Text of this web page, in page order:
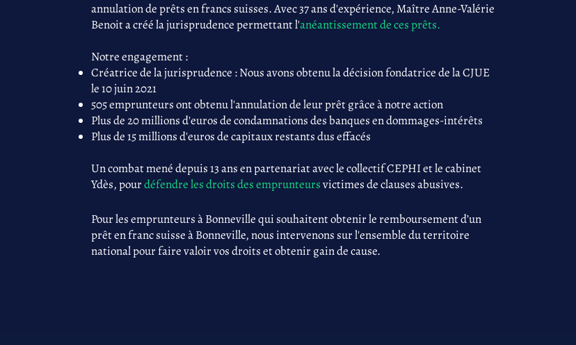
annulation de prêts en francs suisses. Avec 37 ans d'expérience, Maître Anne-Valérie
Benoit a créé la jurisprudence permettant l'anéantissement de ces prêts.
Notre engagement :
Créatrice de la jurisprudence : Nous avons obtenu la décision fondatrice de la CJUE
le 10 juin 2021
505 emprunteurs ont obtenu l'annulation de leur prêt grâce à notre action
Plus de 20 millions d'euros de condamnations des banques en dommages-intérêts
Plus de 15 millions d'euros de capitaux restants dus effacés
Un combat mené depuis 13 ans en partenariat avec le collectif CEPHI et le cabinet
Ydès, pourdéfendre les droits des emprunteursvictimes de clauses abusives.
Pour les emprunteurs à Bonneville qui souhaitent obtenir le remboursement d’un
prêt en franc suisse à Bonneville, nous intervenons sur l'ensemble du territoire
national pour faire valoir vos droits et obtenir gain de cause.